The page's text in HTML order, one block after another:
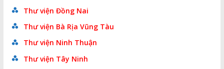
Thư viện Đồng Nai
Thư viện Bà Rịa Vũng Tàu
Thư viện Ninh Thuận
Thư viện Tây Ninh